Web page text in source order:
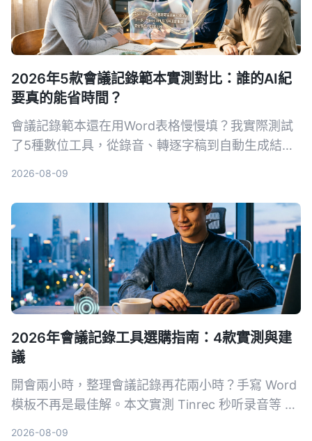
2026年5款會議記錄範本實測對比：誰的AI紀
要真的能省時間？
會議記錄範本還在用Word表格慢慢填？我實際測試
了5種數位工具，從錄音、轉逐字稿到自動生成結構
2026-08-09
2026年會議記錄工具選購指南：4款實測與建
議
開會兩小時，整理會議記錄再花兩小時？手寫 Word
模板不再是最佳解。本文實測 Tinrec 秒听录音等 4
2026-08-09